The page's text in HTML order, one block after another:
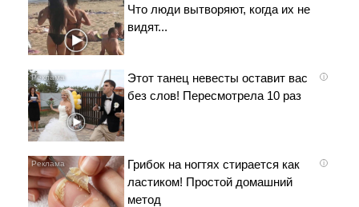
Что люди вытворяют, когда их не
видят...
i
Этот танец невесты оставит вас
без слов! Пересмотрела 10 раз
i
Грибок на ногтях стирается как
ластиком! Простой домашний
метод